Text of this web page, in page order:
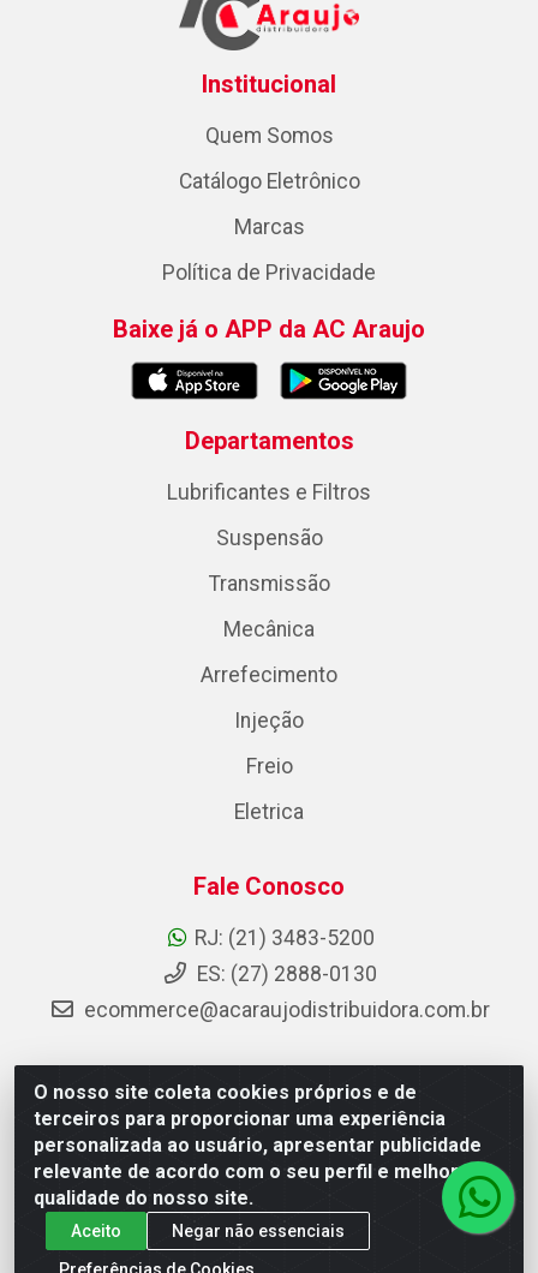
O nosso site coleta cookies próprios e de
terceiros para proporcionar uma experiência
personalizada ao usuário, apresentar publicidade
relevante de acordo com o seu perfil e melhorar a
qualidade do nosso site.
Aceito
Negar não essenciais
Preferências de Cookies
Institucional
Quem Somos
Catálogo Eletrônico
Marcas
Política de Privacidade
Baixe já o APP da AC Araujo
Departamentos
Lubrificantes e Filtros
Suspensão
Transmissão
Mecânica
Arrefecimento
Injeção
Freio
Eletrica
Fale Conosco
RJ: (21) 3483-5200
ES: (27) 2888-0130
ecommerce@acaraujodistribuidora.com.br
AC Araujo Distribuidora - Rua Carneiro de Campos, 42 -
São Cristóvão, Rio de Janeiro/RJ - CEP 20.920-410 -
CNPJ 08.744.753/0003-85